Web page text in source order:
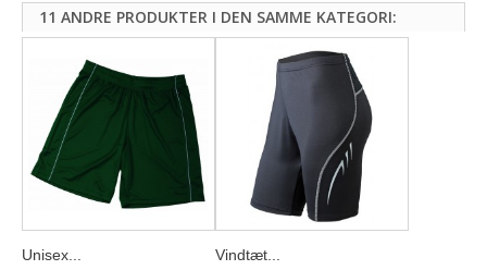
11 ANDRE PRODUKTER I DEN SAMME KATEGORI:
Unisex... Vindtæt...